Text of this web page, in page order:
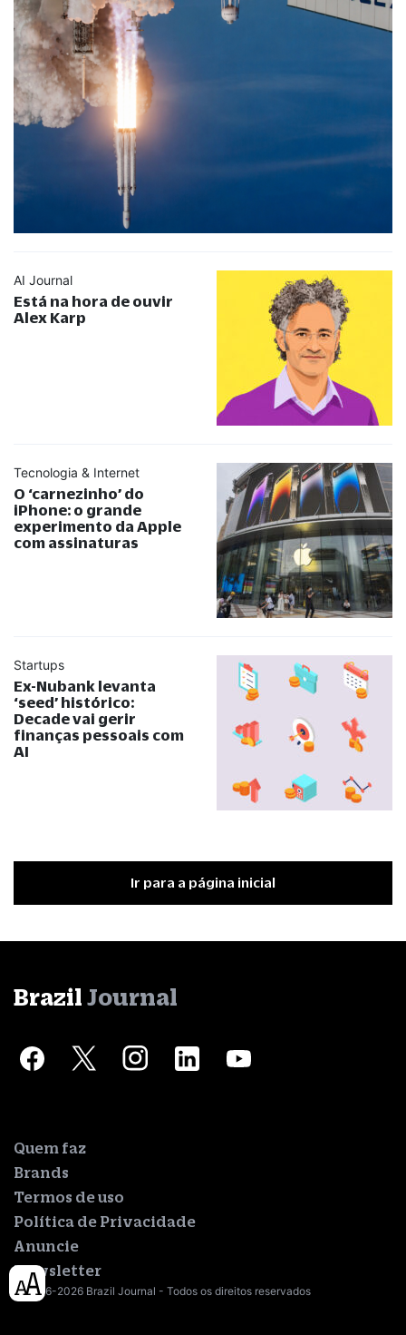
AI Journal
Está na hora de ouvir
Alex Karp
Tecnologia & Internet
O ‘carnezinho’ do
iPhone: o grande
experimento da Apple
com assinaturas
Startups
Ex-Nubank levanta
‘seed’ histórico:
Decade vai gerir
finanças pessoais com
AI
Ir para a página inicial
Brazil Journal
Quem faz
Brands
Termos de uso
Política de Privacidade
Anuncie
Newsletter
© 2016-2026 Brazil Journal - Todos os direitos reservados